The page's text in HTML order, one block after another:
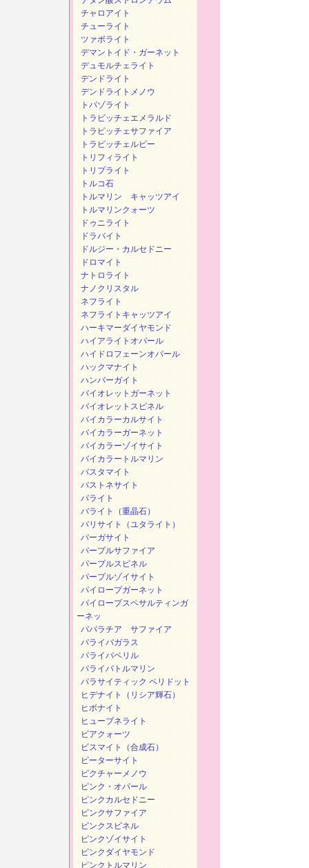
チャロアイト
チューライト
ツァボライト
デマントイド・ガーネット
デュモルチェライト
デンドライト
デンドライトメノウ
トパゾライト
トラピッチェエメラルド
トラピッチェサファイア
トラピッチェルビー
トリフィライト
トリプライト
トルコ石
トルマリン キャッツアイ
トルマリンクォーツ
ドゥニライト
ドラバイト
ドルジー・カルセドニー
ドロマイト
ナトロライト
ナノクリスタル
ネフライト
ネフライトキャッツアイ
ハーキマーダイヤモンド
ハイアライトオパール
ハイドロフェーンオパール
ハックマナイト
ハンバーガイト
バイオレットガーネット
バイオレットスピネル
バイカラーカルサイト
バイカラーガーネット
バイカラーゾイサイト
バイカラートルマリン
バスタマイト
バストネサイト
バライト
バライト（重晶石）
バリサイト（ユタライト）
パーガサイト
パープルサファイア
パープルスピネル
パープルゾイサイト
パイロープガーネット
パイロープスペサルティンガ
ーネッ
パパラチア サファイア
パライバガラス
パライバベリル
パライパトルマリン
パラサイティック ペリドット
ヒデナイト（リシア輝石）
ヒボナイト
ヒューブネライト
ビアクォーツ
ビスマイト（合成石）
ピーターサイト
ピクチャーメノウ
ピンク・オパール
ピンクカルセドニー
ピンクサファイア
ピンクスピネル
ピンクゾイサイト
ピンクダイヤモンド
ピンクトルマリン